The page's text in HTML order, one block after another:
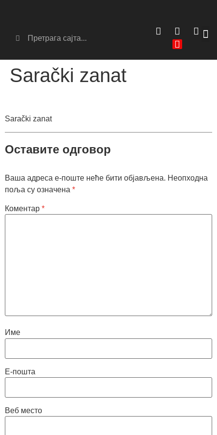
Sarački zanat
Sarački zanat
Оставите одговор
Ваша адреса е-поште неће бити објављена. Неопходна
поља су означена *
Коментар *
Име
Е-пошта
Веб место